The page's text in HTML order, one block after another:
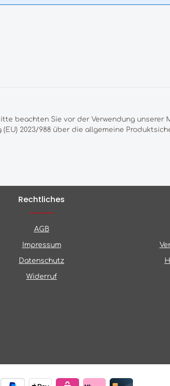
beachten Sie vor der Verwendung unserer
2023/988 über die allgemeine
Rechtliches
AGB
Impressum
Datenschutz
Widerruf